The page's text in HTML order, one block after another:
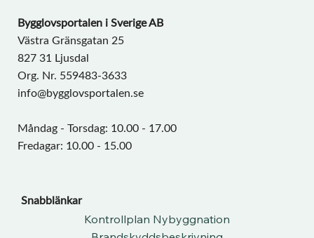
Bygglovsportalen i Sverige AB
Västra Gränsgatan 25
827 31 Ljusdal
Org. Nr. 559483-3633
info@bygglovsportalen.se
Måndag - Torsdag: 10.00 - 17.00
Fredagar: 10.00 - 15.00
Snabblänkar
Kontrollplan Nybyggnation